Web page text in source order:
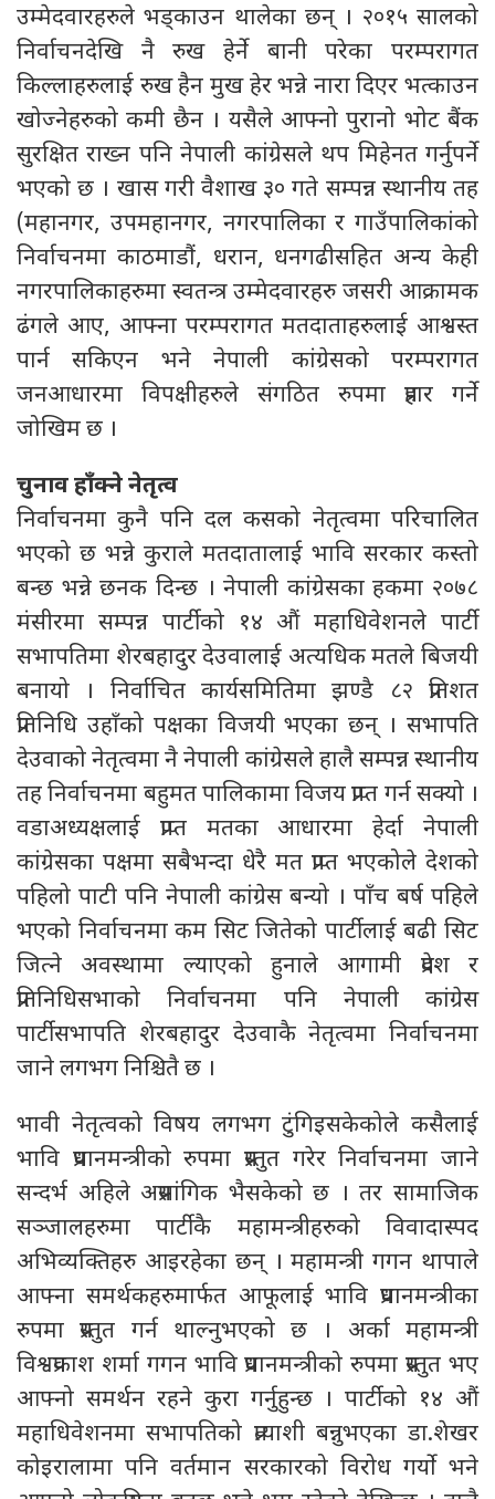
उम्मेदवारहरुले भड्काउन थालेका छन् । २०१५ सालको
निर्वाचनदेखि नै रुख हेर्ने बानी परेका परम्परागत
किल्लाहरुलाई रुख हैन मुख हेर भन्ने नारा दिएर भत्काउन
खोज्नेहरुको कमी छैन । यसैले आफ्नो पुरानो भोट बैंक
सुरक्षित राख्न पनि नेपाली कांग्रेसले थप मिहेनत गर्नुपर्ने
भएको छ । खास गरी वैशाख ३० गते सम्पन्न स्थानीय तह
(महानगर, उपमहानगर, नगरपालिका र गाउँपालिकांको
निर्वाचनमा काठमाडौं, धरान, धनगढीसहित अन्य केही
नगरपालिकाहरुमा स्वतन्त्र उम्मेदवारहरु जसरी आक्रामक
ढंगले आए, आफ्ना परम्परागत मतदाताहरुलाई आश्वस्त
पार्न सकिएन भने नेपाली कांग्रेसको परम्परागत
जनआधारमा विपक्षीहरुले संगठित रुपमा प्रहार गर्ने
जोखिम छ ।
चुनाव हाँक्ने नेतृत्व
निर्वाचनमा कुनै पनि दल कसको नेतृत्वमा परिचालित
भएको छ भन्ने कुराले मतदातालाई भावि सरकार कस्तो
बन्छ भन्ने छनक दिन्छ । नेपाली कांग्रेसका हकमा २०७८
मंसीरमा सम्पन्न पार्टीको १४ औं महाधिवेशनले पार्टी
सभापतिमा शेरबहादुर देउवालाई अत्यधिक मतले बिजयी
बनायो । निर्वाचित कार्यसमितिमा झण्डै ८२ प्रतिशत
प्रतिनिधि उहाँको पक्षका विजयी भएका छन् । सभापति
देउवाको नेतृत्वमा नै नेपाली कांग्रेसले हालै सम्पन्न स्थानीय
तह निर्वाचनमा बहुमत पालिकामा विजय प्राप्त गर्न सक्यो ।
वडाअध्यक्षलाई प्राप्त मतका आधारमा हेर्दा नेपाली
कांग्रेसका पक्षमा सबैभन्दा धेरै मत प्राप्त भएकोले देशको
पहिलो पाटी पनि नेपाली कांग्रेस बन्यो । पाँच बर्ष पहिले
भएको निर्वाचनमा कम सिट जितेको पार्टीलाई बढी सिट
जित्ने अवस्थामा ल्याएको हुनाले आगामी प्रदेश र
प्रतिनिधिसभाको निर्वाचनमा पनि नेपाली कांग्रेस
पार्टीसभापति शेरबहादुर देउवाकै नेतृत्वमा निर्वाचनमा
जाने लगभग निश्चितै छ ।
भावी नेतृत्वको विषय लगभग टुंगिइसकेकोले कसैलाई
भावि प्रधानमन्त्रीको रुपमा प्रस्तुत गरेर निर्वाचनमा जाने
सन्दर्भ अहिले अप्रसांगिक भैसकेको छ । तर सामाजिक
सञ्जालहरुमा पार्टीकै महामन्त्रीहरुको विवादास्पद
अभिव्यक्तिहरु आइरहेका छन् । महामन्त्री गगन थापाले
आफ्ना समर्थकहरुमार्फत आफूलाई भावि प्रधानमन्त्रीका
रुपमा प्रस्तुत गर्न थाल्नुभएको छ । अर्का महामन्त्री
विश्वप्रकाश शर्मा गगन भावि प्रधानमन्त्रीको रुपमा प्रस्तुत भए
आफ्नो समर्थन रहने कुरा गर्नुहुन्छ । पार्टीको १४ औं
महाधिवेशनमा सभापतिको प्रत्याशी बन्नुभएका डा.शेखर
कोइरालामा पनि वर्तमान सरकारको विरोध गर्यो भने